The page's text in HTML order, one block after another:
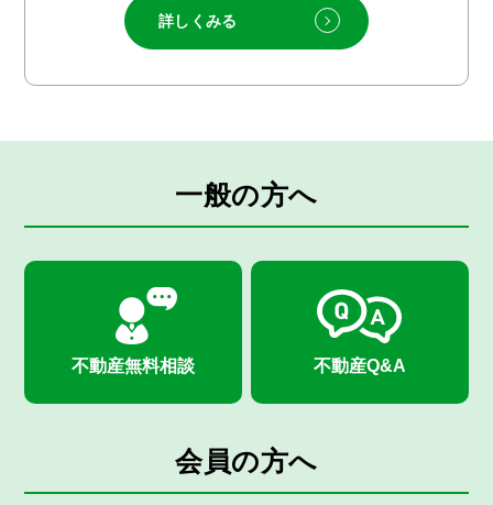
詳しくみる
一般の方へ
不動産無料相談 不動産Q&A
会員の方へ